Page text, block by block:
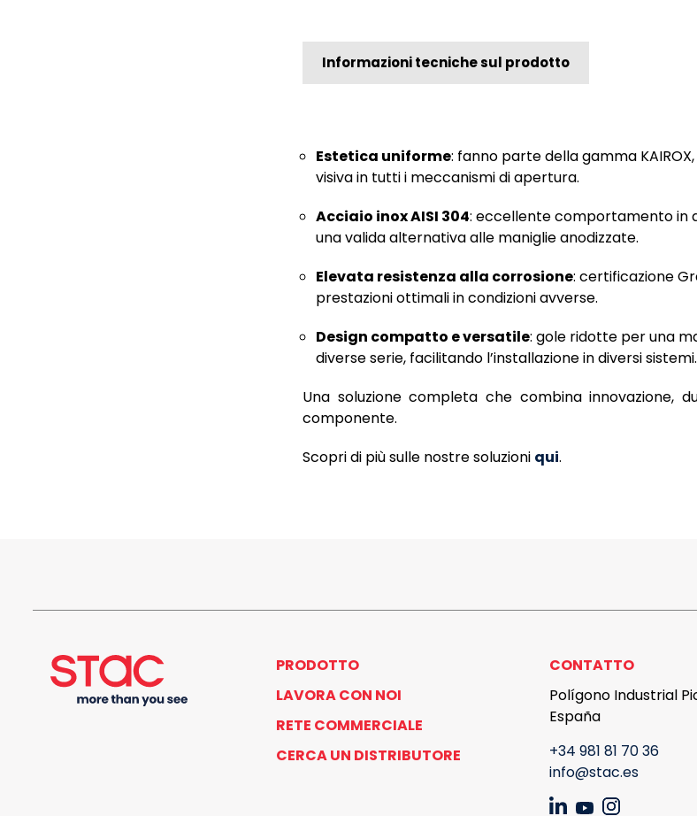
Informazioni tecniche sul prodotto
Estetica uniforme: fanno parte della gamma
visiva in tutti i meccanismi di apertura.
Acciaio inox AISI 304: eccellente comportamento in
una valida alternativa alle maniglie anodizzate.
Elevata resistenza alla corrosione: certificazione
prestazioni ottimali in condizioni avverse.
Design compatto e versatile: gole ridotte per una
diverse serie, facilitando l’installazione in diversi sistemi.
Una soluzione completa che combina innovazione,
componente.
Scopri di più sulle nostre soluzioni qui.
PRODOTTO
LAVORA CON NOI
RETE COMMERCIALE
CERCA UN DISTRIBUTORE
CONTATTO
Polígono Industrial
España
+34 981 81 70 36
info@stac.es